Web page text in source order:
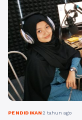
PENDIDIKAN2 tahun ago